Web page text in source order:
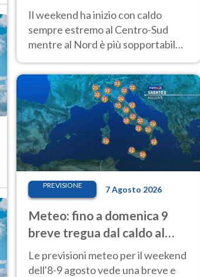
caldo estremo al Centro-Sud
Il weekend ha inizio con caldo
sempre estremo al Centro-Sud
mentre al Nord è più sopportabile
calore sui rilievi.
PREVISIONE 7 Agosto 2026
Meteo: fino a domenica 9
breve tregua dal caldo al
Nord! Altrove calura e afa
Le previsioni meteo per il weekend
dell'8-9 agosto vede una breve e